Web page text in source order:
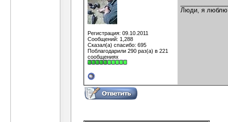
Регистрация: 09.10.2011
Сообщений: 1,288
Сказал(а) спасибо: 695
Поблагодарили 290 раз(а) в 221
сообщениях
Люди, я люблю